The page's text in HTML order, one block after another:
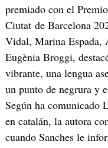
premiado con el
Ciutat de Barcelona
Vidal, Marina
Eugènia Broggi,
vibrante, una lengua
un punto de negrura y
Según ha
en catalán, la autora
cuando Sanches le